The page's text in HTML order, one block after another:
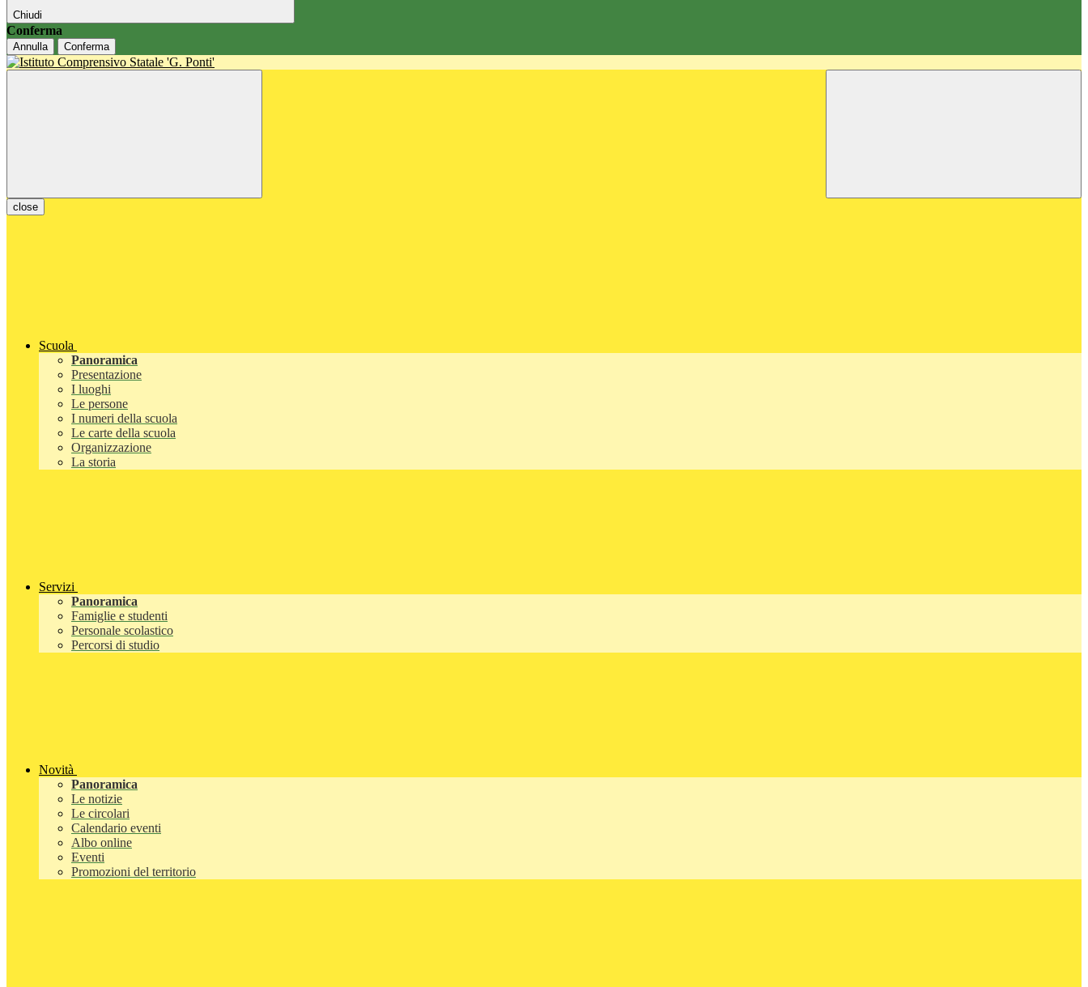
Chiudi
Conferma
Annulla Conferma
close
Scuola
Panoramica
Presentazione
I luoghi
Le persone
I numeri della scuola
Le carte della scuola
Organizzazione
La storia
Servizi
Panoramica
Famiglie e studenti
Personale scolastico
Percorsi di studio
Novità
Panoramica
Le notizie
Le circolari
Calendario eventi
Albo online
Eventi
Promozioni del territorio